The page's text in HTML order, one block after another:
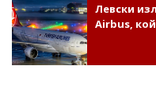
Левски
Airbus,